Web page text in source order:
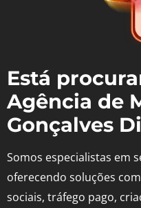
Está
Agência de
Gonçalves
Somos especialistas em
oferecendo soluções
sociais, tráfego pago,